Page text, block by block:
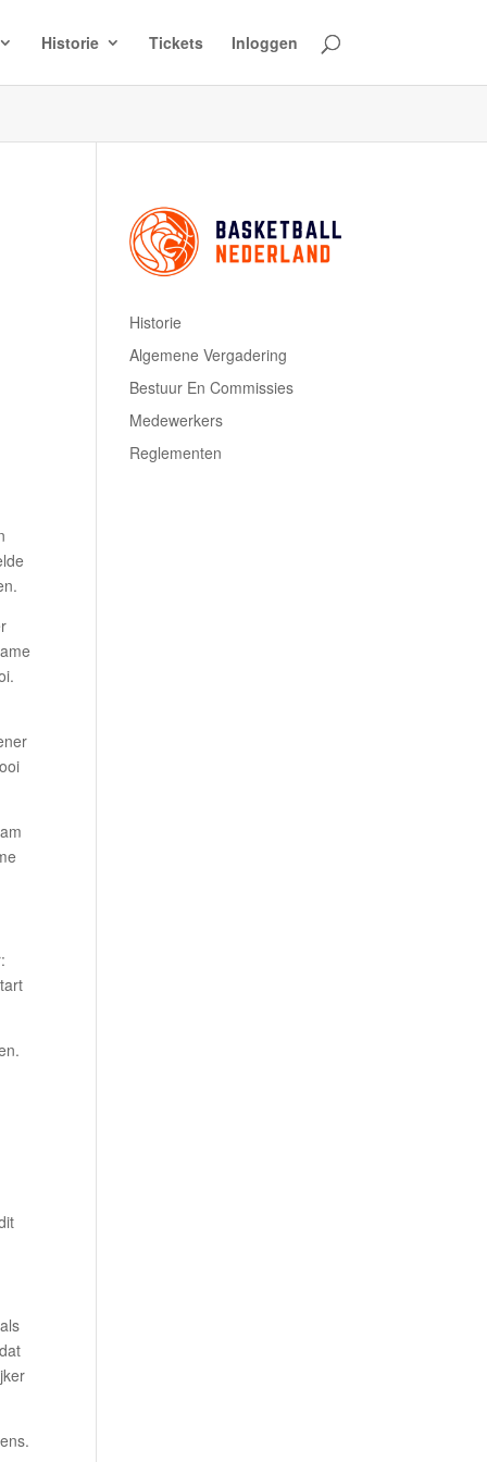
Historie Tickets Inloggen
Historie
Algemene Vergadering
Bestuur En Commissies
Medewerkers
Reglementen